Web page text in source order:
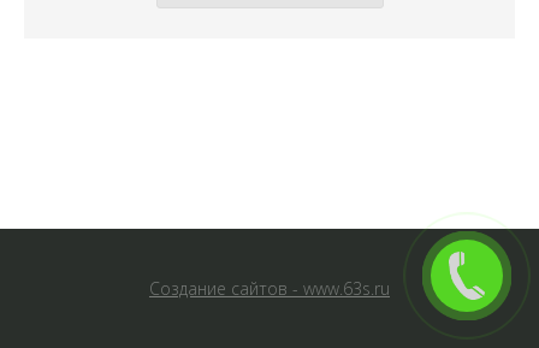
Создание сайтов - www.63s.ru